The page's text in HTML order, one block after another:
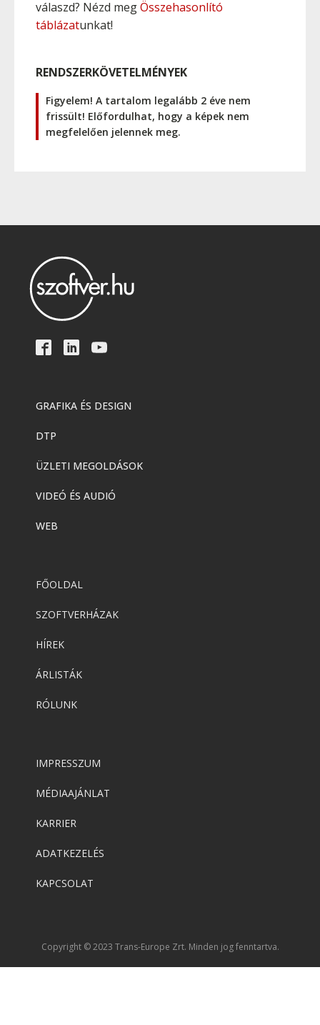
válaszd? Nézd megÖsszehasonlító
táblázatunkat!
RENDSZERKÖVETELMÉNYEK
Figyelem! A tartalom legalább 2 éve nem
frissült! Előfordulhat, hogy a képek nem
megfelelően jelennek meg.
GRAFIKA ÉS DESIGN
DTP
ÜZLETI MEGOLDÁSOK
VIDEÓ ÉS AUDIÓ
WEB
FŐOLDAL
SZOFTVERHÁZAK
HÍREK
ÁRLISTÁK
RÓLUNK
IMPRESSZUM
MÉDIAAJÁNLAT
KARRIER
ADATKEZELÉS
KAPCSOLAT
Copyright © 2023 Trans-Europe Zrt. Minden jog fenntartva.